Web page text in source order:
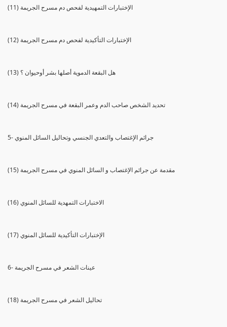
(11) الإختبارات التمهيدية لفحص دم مسرح الجريمة
(12) الإختبارات التأكيدية لفحص دم مسرح الجريمة
(13) هل البقعة الدموية أصلها بشر أوحيوان ؟
(14) تحديد الشخص صاحب الدم وعمر البقعة في مسرح الجريمة
5- جرائم الإغتصاب والتعدي الجنسي وتحاليل السائل المنوي
(15) مقدمة عن جرائم الإغتصاب و السائل المنوي في مسرح الجريمة
(16) الاختبارات التمهدية للسائل المنوي
(17) الإختبارات التأكيدية للسائل المنوي
6- عينات الشعر في مسرح الجريمة
(18) تحاليل الشعر في مسرح الجريمة